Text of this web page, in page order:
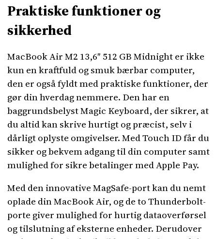
Praktiske funktioner og
sikkerhed
MacBook Air M2 13,6″ 512 GB Midnight er ikke
kun en kraftfuld og smuk bærbar computer,
den er også fyldt med praktiske funktioner, der
gør din hverdag nemmere. Den har en
baggrundsbelyst Magic Keyboard, der sikrer, at
du altid kan skrive hurtigt og præcist, selv i
dårligt oplyste omgivelser. Med Touch ID får du
sikker og bekvem adgang til din computer samt
mulighed for sikre betalinger med Apple Pay.
Med den innovative MagSafe-port kan du nemt
oplade din MacBook Air, og de to Thunderbolt-
porte giver mulighed for hurtig dataoverførsel
og tilslutning af eksterne enheder. Derudover